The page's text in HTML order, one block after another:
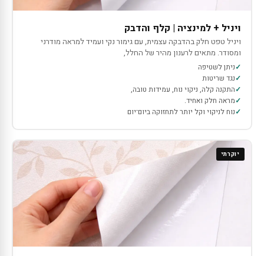
ויניל + למינציה | קלף והדבק
ויניל טפט חלק בהדבקה עצמית, עם גימור נקי ועמיד למראה מודרני
ומסודר. מתאים לרענון מהיר של החלל,
ניתן לשטיפה
נגד שריטות
התקנה קלה, ניקוי נוח, עמידות טובה,
מראה חלק ואחיד.
נוח לניקוי וקל יותר לתחזוקה ביום־יום
יוקרתי